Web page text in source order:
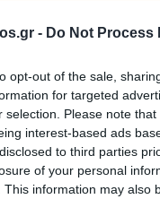
- Do Not Process
opt-out of the sale,
for targeted
selection. Please note
interest-based ads
to third parties
of your personal
This information may also
το
στη θήρα
2025 έπαψε
συμπληρώθηκε το